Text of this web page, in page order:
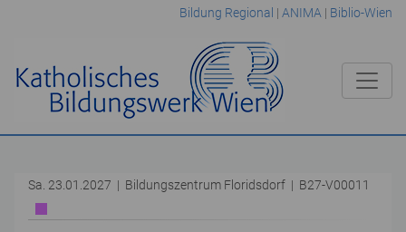
Bildung Regional | ANIMA | Biblio-Wien
Sa. 23.01.2027 | Bildungszentrum Floridsdorf | B27-V00011